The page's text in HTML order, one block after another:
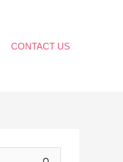
CONTACT US